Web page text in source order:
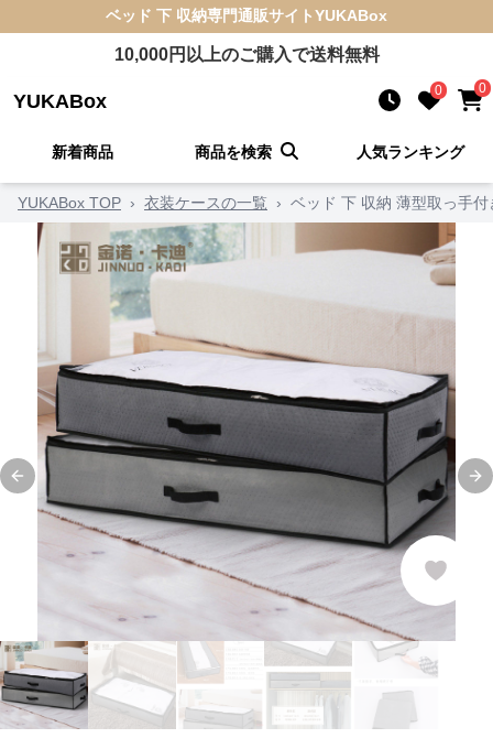
ベッド 下 収納専門通販サイトYUKABox
10,000円以上のご購入で送料無料
YUKABox 0 0
新着商品 商品を検索 人気ランキング
YUKABox TOP › 衣装ケースの一覧 › ベッド 下 収納 薄型取っ手
Previous slide